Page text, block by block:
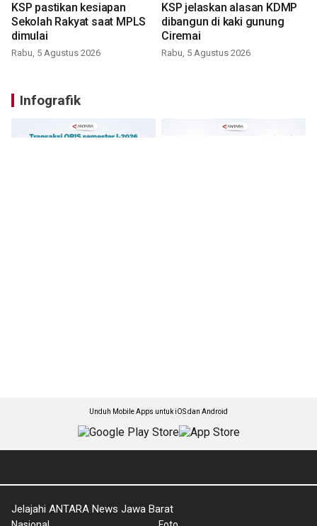
KSP pastikan kesiapan
Sekolah Rakyat saat MPLS
dimulai
Rabu, 5 Agustus 2026
KSP jelaskan alasan KDMP
dibangun di kaki gunung
Ciremai
Rabu, 5 Agustus 2026
Infografik
Unduh Mobile Apps untuk iOS dan Android
Jelajahi ANTARA News Jawa Barat